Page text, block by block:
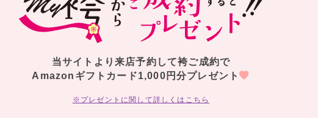
当サイトより来店予約して袴ご成約で
Amazonギフトカード1,000円分プレゼント
※プレゼントに関して詳しくはこちら